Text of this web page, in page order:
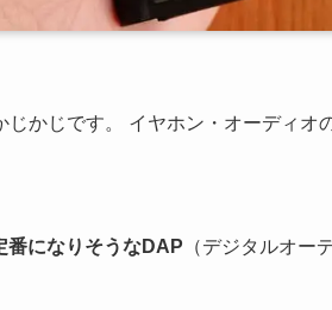
じかじです。 イヤホン・オーディオ
番になりそうなDAP （デジタルオー